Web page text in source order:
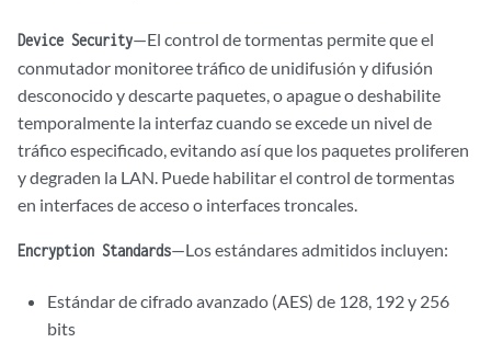
Device Security—El control de tormentas permite que el
conmutador monitoree tráfico de unidifusión y difusión
desconocido y descarte paquetes, o apague o deshabilite
temporalmente la interfaz cuando se excede un nivel de
tráfico especificado, evitando así que los paquetes proliferen
y degraden la LAN. Puede habilitar el control de tormentas
en interfaces de acceso o interfaces troncales.
Encryption Standards—Los estándares admitidos incluyen:
Estándar de cifrado avanzado (AES) de 128, 192 y 256
bits